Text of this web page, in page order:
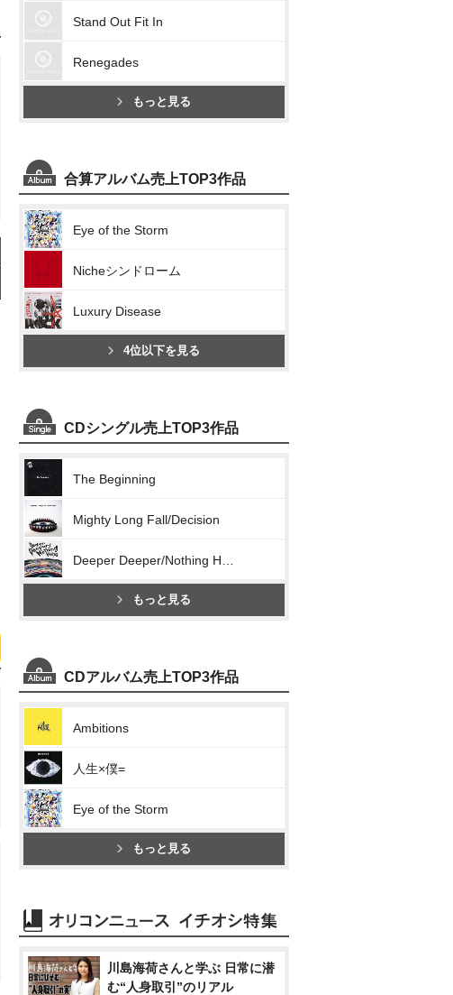
Stand Out Fit In
Renegades
もっと見る
合算アルバム売上TOP3作品
Eye of the Storm
Nicheシンドローム
Luxury Disease
4位以下を見る
CDシングル売上TOP3作品
The Beginning
Mighty Long Fall/Decision
もっと見る
CDアルバム売上TOP3作品
Ambitions
人生×僕=
Eye of the Storm
もっと見る
川島海荷さんと学ぶ 日常に潜
む“人身取引”のリアル